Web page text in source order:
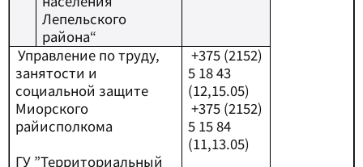
Лепельского
района“
Управление по труду,
занятости и
социальной защите
Миорского
райисполкома
ГУ ”Территориальный
+375 (2152)
5 18 43
(12,15.05)
+375 (2152)
5 15 84
(11,13.05)